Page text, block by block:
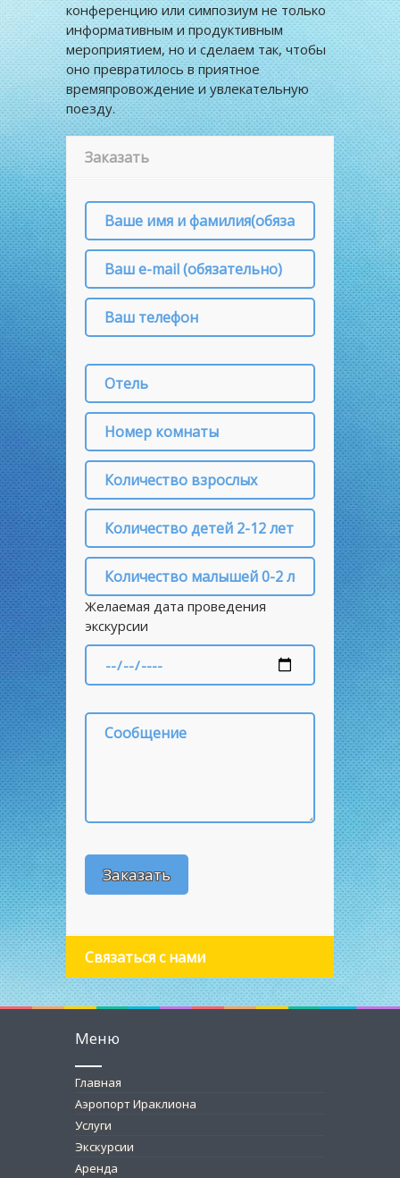
конференцию или симпозиум не только
информативным и продуктивным
мероприятием, но и сделаем так, чтобы
оно превратилось в приятное
времяпровождение и увлекательную
поезду.
Заказать
Желаемая дата проведения
экскурсии
Связаться с нами
Меню
Главная
Аэропорт Ираклиона
Услуги
Экскурсии
Аренда